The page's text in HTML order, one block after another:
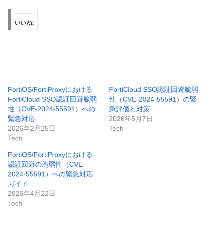
いいね:
FortiOS/FortiProxyにおける
FortiCloud SSO認証回避脆弱
性（CVE-2024-55591）への
緊急対応
2026年2月25日
Tech
FortiCloud SSO認証回避脆弱
性（CVE-2024-55591）の緊
急評価と対策
2026年5月7日
Tech
FortiOS/FortiProxyにおける
認証回避の脆弱性（CVE-
2024-55591）への緊急対応
ガイド
2026年4月22日
Tech